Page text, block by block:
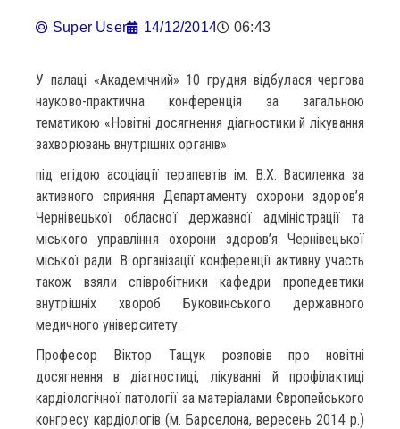
Super User 14/12/2014 06:43
У палаці «Академічний» 10 грудня відбулася чергова
науково-практична конференція за загальною
тематикою «Новітні досягнення діагностики й лікування
захворювань внутрішніх органів»
під егідою асоціації терапевтів ім. В.Х. Василенка за
активного сприяння Департаменту охорони здоров’я
Чернівецької обласної державної адміністрації та
міського управління охорони здоров’я Чернівецької
міської ради. В організації конференції активну участь
також взяли співробітники кафедри пропедевтики
внутрішніх хвороб Буковинського державного
медичного університету.
Професор Віктор Тащук розповів про новітні
досягнення в діагностиці, лікуванні й профілактиці
кардіологічної патології за матеріалами Європейського
конгресу кардіологів (м. Барселона, вересень 2014 р.)